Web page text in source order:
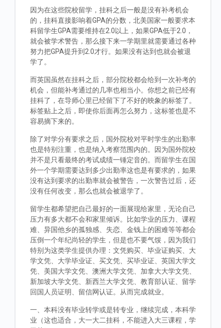
因为在这些院校留学，挂科之后一般是没有补考机会
的，挂科直接影响着GPA的分数，北美国家一般要求本
科留学生GPA需要维持在2.0以上，如果GPA低于2.0，
就会被学术警告，那么接下来一学期里就需要通过各种
努力把GPA提升到2.0才行。如果没有达到也就会被退
学了。
而英国虽然在挂科之后，部分院校都会给到一次补考的
机会，但能补考通过的几率也相当小。你想之前已经有
挂科了，在导师心里已经留下了不好的映象的标签了。
标签贴上之后，即使你后面再怎么努力，这标签也是不
容易摘下来的。
除了对学分有要求之后，国外院校对平时学生的出勤率
也是特别注重，也是纳入考察范围内的。因为国外院校
并不是只看最终的考试成绩一锤定音的。而留学生在国
外一个学期需要达到多少出勤率这也是有要求的，如果
没有达到要求的出勤率就会被警告，一次警告过后，还
没有任何改变，那么也就会被退学了。
留学生都希望把自己最好的一面展现给家里，无论自己
压力有多大都不会和家里倾诉。比如学业的压力、课程
难、异国他乡的孤独感、失恋、金钱上的困难等等都会
压倒一个年纪尚轻的学生，但是也不要气馁，因为我们
特别为这类学生提供办理：文凭购买、毕业证购买、大
学文凭、大学毕业证、买文凭、买毕业证、英国大学文
凭、美国大学文凭、澳洲大学文凭、加拿大大学文凭、
新加坡大学文凭、新西兰大学文凭、教育部认证、留学
回国人员证明、留信网认证。从而完成就业。
一、本科没有毕业转学或是转专业，继续完成，本科学
业（这也适合，大一大二挂科，不能进入大三课程，学